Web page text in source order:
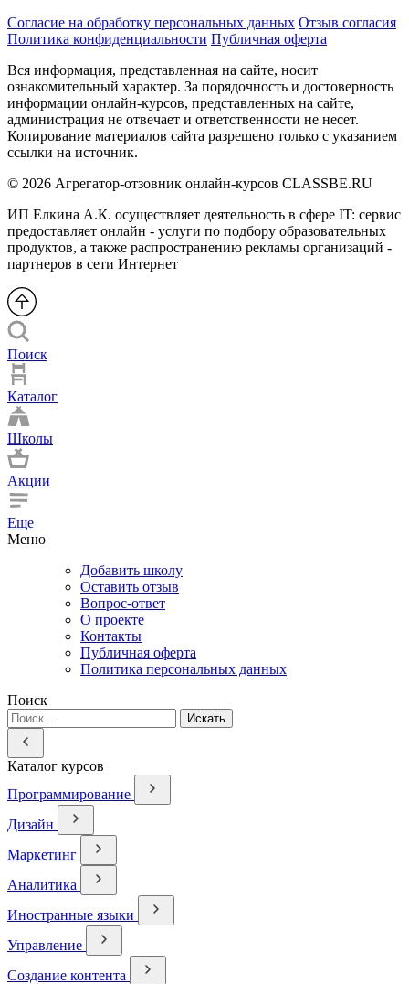
Согласие на обработку персональных данных Отзыв согласия
Политика конфиденциальности Публичная оферта
Вся информация, представленная на сайте, носит
ознакомительный характер. За порядочность и достоверность
информации онлайн-курсов, представленных на сайте,
администрация не отвечает и ответственности не несет.
Копирование материалов сайта разрешено только с указанием
ссылки на источник.
© 2026 Агрегатор-отзовник онлайн-курсов CLASSBE.RU
ИП Елкина А.К. осуществляет деятельность в сфере IT: сервис
предоставляет онлайн - услуги по подбору образовательных
продуктов, а также распространению рекламы организаций -
партнеров в сети Интернет
Поиск
Каталог
Школы
Акции
Еще
Меню
Добавить школу
Оставить отзыв
Вопрос-ответ
О проекте
Контакты
Публичная оферта
Политика персональных данных
Поиск
Искать
Каталог курсов
Программирование
Дизайн
Маркетинг
Аналитика
Иностранные языки
Управление
Создание контента